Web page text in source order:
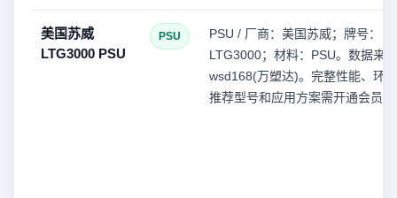
美国苏威
LTG3000 PSU
PSU
PSU / 厂商：美国苏威；牌号：
LTG3000；材料：PSU。数据来
wsd168(万塑达)。完整性能、环
推荐型号和应用方案需开通会员